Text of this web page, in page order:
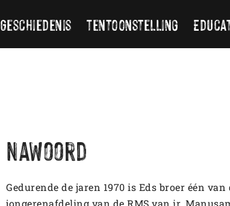
Geschiedenis Tentoonstelling
Nawoord
Gedurende de jaren 1970 is Eds broer één
jongerenafdeling van de RMS van ir.